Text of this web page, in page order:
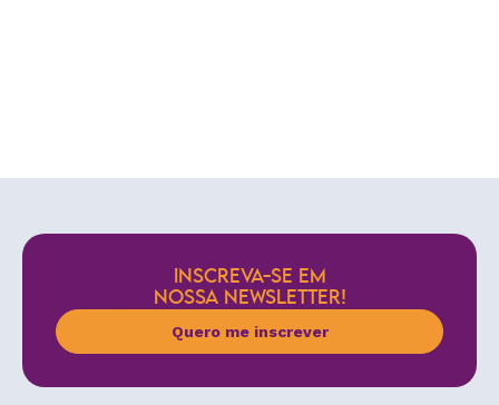
INSCREVA-SE EM
NOSSA NEWSLETTER!
Quero me inscrever